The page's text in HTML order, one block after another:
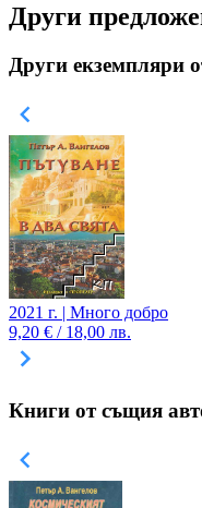
Други
Други екземпляри
2021 г. | Много добро
9,20 € / 18,00 лв.
Книги от същия